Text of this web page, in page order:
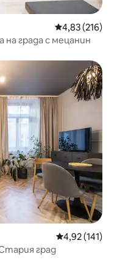
Средна
4,83 (216)
града с мецанин
Средна
4,92 (141)
град